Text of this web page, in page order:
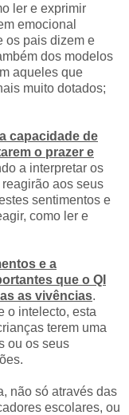
ler e exprimir
emocional
os pais dizem e
dos modelos
aqueles que
muito dotados;
capacidade de
o prazer e
a interpretar os
aos seus
sentimentos e
como ler e
e a
que o QI
as vivências.
o intelecto, esta
terem uma
ou os seus
não só através das
escolares, ou